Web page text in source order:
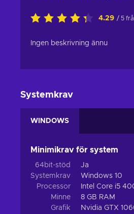
4.29 / 5
Ingen beskrivning ännu
Systemkrav
WINDOWS
Minimikrav för system
64bit-stöd
Ja
Systemkrav
Windows 10
Processor
Intel Core i5
Minne
8 GB RAM
Grafik
Nvidia GTX